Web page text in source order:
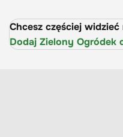
Chcesz częściej
Dodaj Zielony Ogródek